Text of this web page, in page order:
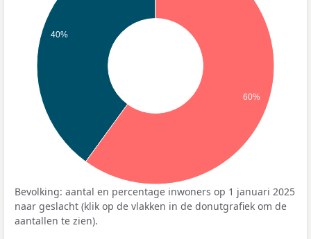
40%
60%
Bevolking: aantal en percentage inwoners op 1 januari 2025
naar geslacht (klik op de vlakken in de donutgrafiek om de
aantallen te zien).